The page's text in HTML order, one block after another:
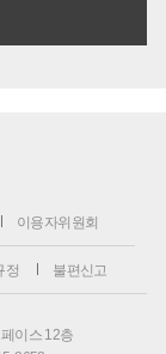
이용자위원회
정 불편신고
이스 12층